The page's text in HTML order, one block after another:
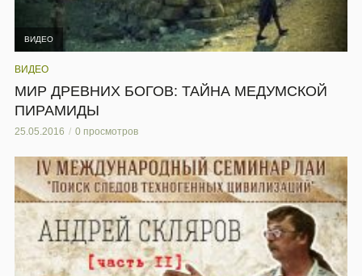
ВИДЕО
ВИДЕО
МИР ДРЕВНИХ БОГОВ: ТАЙНА МЕДУМСКОЙ
ПИРАМИДЫ
25.05.2016 0 просмотров